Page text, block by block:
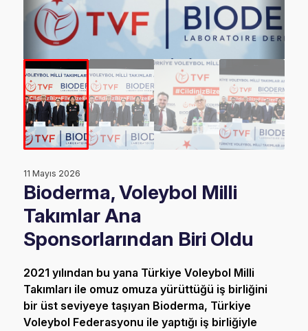
11 Mayıs 2026
Bioderma, Voleybol Milli
Takımlar Ana
Sponsorlarından Biri Oldu
2021 yılından bu yana Türkiye Voleybol Milli
Takımları ile omuz omuza yürüttüğü iş birliğini
bir üst seviyeye taşıyan Bioderma, Türkiye
Voleybol Federasyonu ile yaptığı iş birliğiyle